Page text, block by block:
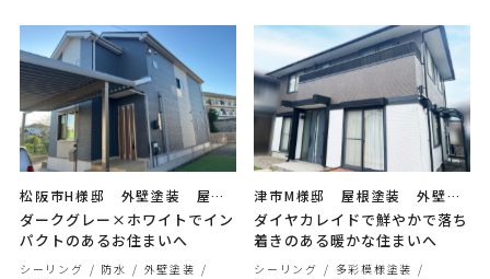
松阪市H様邸 外壁塗装 屋根
塗装 シーリング工事
ダークグレー×ホワイトでイン
パクトのあるお住まいへ
シーリング 防水
外壁塗装
津市M様邸 屋根塗装 外壁塗
装
ダイヤカレイドで鮮やかで落ち
着きのある暖かな住まいへ
シーリング
多彩模様塗装